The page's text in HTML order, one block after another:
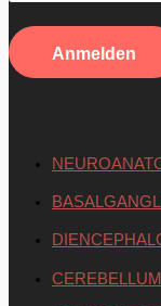
CEREBELLUM